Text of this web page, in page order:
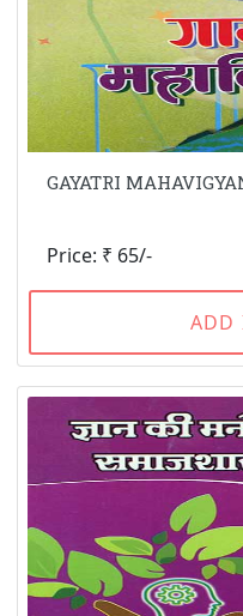
GAYATRI
Price: ₹ 65/-
ADD